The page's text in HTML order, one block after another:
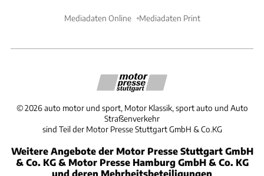
Mediadaten Online Mediadaten Print
©2026 auto motor und sport, Motor Klassik, sport auto und Auto
Straßenverkehr
sind Teil der Motor Presse Stuttgart GmbH & Co.KG
Weitere Angebote der Motor Presse Stuttgart GmbH
& Co. KG & Motor Presse Hamburg GmbH & Co. KG
und deren Mehrheitsbeteiligungen